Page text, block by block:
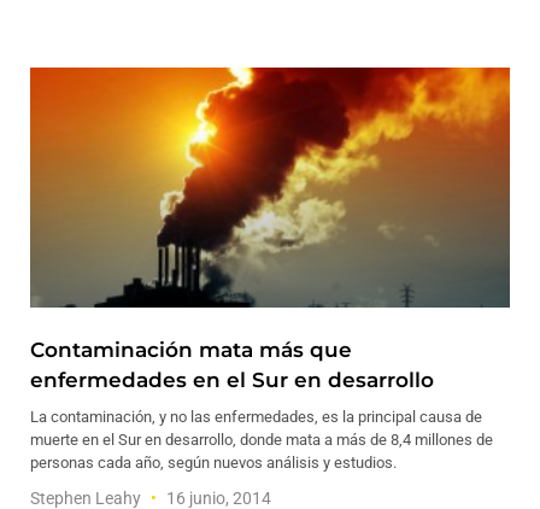
Contaminación mata más que
enfermedades en el Sur en desarrollo
La contaminación, y no las enfermedades, es la principal causa de
muerte en el Sur en desarrollo, donde mata a más de 8,4 millones de
personas cada año, según nuevos análisis y estudios.
Stephen Leahy 16 junio, 2014